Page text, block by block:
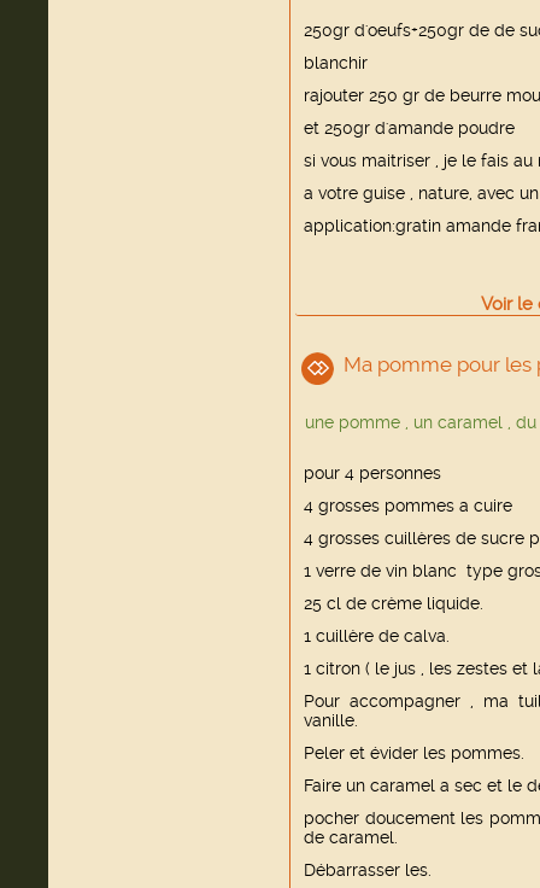
250gr d'oeufs+250gr de de
blanchir
rajouter 250 gr de beurre
et 250gr d'amande poudre
si vous maitriser , je le fais
a votre guise , nature, avec
application:gratin amande
Voir le
Ma pomme pour les
une pomme , un caramel , du
pour 4 personnes
4 grosses pommes a cuire
4 grosses cuillères de sucre
1 verre de vin blanc type
25 cl de crème liquide.
1 cuillère de calva.
1 citron ( le jus , les zestes et
Pour accompagner , ma
vanille.
Peler et évider les pommes.
Faire un caramel a sec et le
pocher doucement les
de caramel.
Débarrasser les.